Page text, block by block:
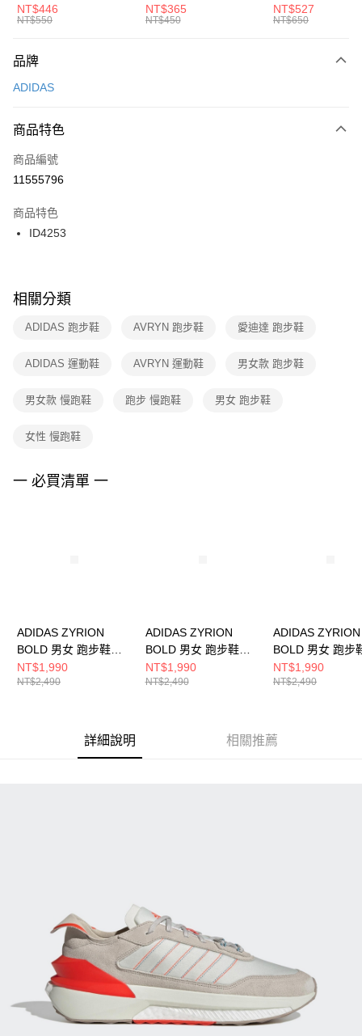
元大商業銀行
台灣樂天信用卡公司
AFTEE先享後付
【關於「AFTEE先享後付」】
便利好安心！
３．安心：先確認商品／服務後，再付款。
【「AFTEE先享後付」結帳流程】
１．於結帳方式選擇「AFTEE先享後付」後，將跳轉至「AFTEE先享後付」
２．訂單成立數日內，您將收到繳費通知簡訊。
３．收到繳費通知簡訊後14天內，點擊此簡訊中的連結，可透過四大超商／
ATM／網路銀行／等多元方式進行付款，方視為交易完成。
※ 交易是否成功請以「AFTEE先享後付 」之結帳頁面顯示為準，若有關於
是否繳費成功／繳費後需取消欲退款等相關疑問，請聯繫「AFTEE先享後付
客戶支援中心」https://netprotections.freshdesk.com/support/home
１．透過由恩沛科技股份有限公司提供之「AFTEE先享後付」服務完成之交
權轉讓予恩沛科技股份有限公司。
３．未成年的使用者請事先徵得法定代理人或監護人之同意方可使用
４．使用「AFTEE先享後付」時，將依據個別帳號之用戶狀況，依本公司即
運送方式
每筆NT$100，滿NT$1,500(含以上)免運費
宅配
每筆NT$100，滿NT$1,500(含以上)免運費
付款後門市自取
每筆NT$100，滿NT$1,500(含以上)免運費
中統襪 FZ3393100
NT$446
NT$550
EMBRDY 男女 短統襪
FZ3073133
NT$365
NT$450
BA5871010
NT$527
NT$650
品牌
ADIDAS
商品特色
商品編號
11555796
商品特色
ID4253
相關分類
ADIDAS 跑步鞋 AVRYN 跑步鞋 愛迪達 跑步鞋
ADIDAS 運動鞋 AVRYN 運動鞋 男女款 跑步鞋
男女款 慢跑鞋 跑步 慢跑鞋 男女 跑步鞋
女性 慢跑鞋
一 必買清單 一
ADIDAS ZYRION
BOLD 男女 跑步鞋
KH7937
NT$1,990
NT$2,490
ADIDAS ZYRION
BOLD 男女 跑步鞋
KH7965
NT$1,990
NT$2,490
ADIDAS ZYRION
BOLD 男女 跑步
KH7962
NT$1,990
NT$2,490
詳細說明 相關推薦